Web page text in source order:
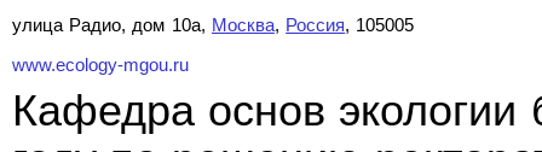
улица Радио, дом 10а, Москва, Россия, 105005
www.ecology-mgou.ru
Кафедра основ экологии